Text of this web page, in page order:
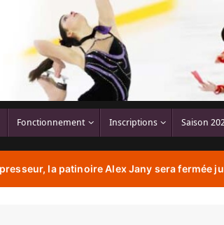
Fonctionnement Inscriptions Saison
la patinoire Alex Jany sera fermée